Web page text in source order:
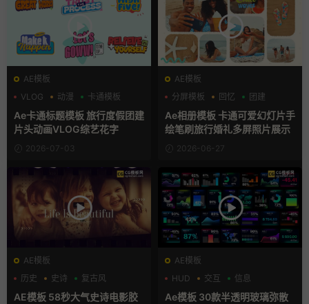
AE模板
VLOG
动漫 卡通模板
Ae卡通标题模板 旅行度假团建
片头动画VLOG综艺花字
2026-07-03
AE模板
分屏模板
回忆 团建
Ae相册模板 卡通可爱幻灯片手
绘笔刷旅行婚礼多屏照片展示
2026-06-27
AE模板
历史
史诗 复古风
AE模板 58秒大气史诗电影胶
AE模板
HUD
交互 信息
Ae模板 30款半透明玻璃弥散